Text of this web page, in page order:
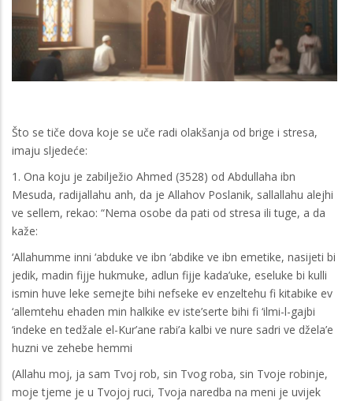
Što se tiče dova koje se uče radi olakšanja od brige i stresa,
imaju sljedeće:
1. Ona koju je zabilježio Ahmed (3528) od Abdullaha ibn
Mesuda, radijallahu anh, da je Allahov Poslanik, sallallahu alejhi
ve sellem, rekao: “Nema osobe da pati od stresa ili tuge, a da
kaže:
‘Allahumme inni ‘abduke ve ibn ‘abdike ve ibn emetike, nasijeti bi
jedik, madin fijje hukmuke, adlun fijje kada’uke, eseluke bi kulli
ismin huve leke semejte bihi nefseke ev enzeltehu fi kitabike ev
‘allemtehu ehaden min halkike ev iste’serte bihi fi ‘ilmi-l-gajbi
‘indeke en tedžale el-Kur’ane rabi’a kalbi ve nure sadri ve džela’e
huzni ve zehebe hemmi
(Allahu moj, ja sam Tvoj rob, sin Tvog roba, sin Tvoje robinje,
moje tjeme je u Tvojoj ruci, Tvoja naredba na meni je uvijek